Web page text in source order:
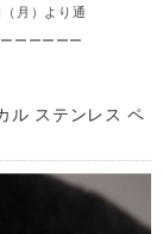
月）より通
ーーーーー
ル ステンレス ペ